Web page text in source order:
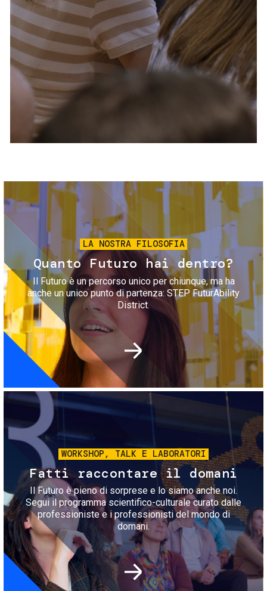
Servizi e accessibilità
Contatti
FAQ
Biglietti
Immagine
LA NOSTRA FILOSOFIA
Quanto Futuro hai dentro?
Il Futuro è un percorso unico per chiunque, ma ha
anche un unico punto di partenza: STEP FuturAbility
District.
Immagine
WORKSHOP, TALK E LABORATORI
Fatti raccontare il domani
Il Futuro è pieno di sorprese e lo siamo anche noi.
Segui il programma scientifico-culturale curato dalle
professioniste e i professionisti del mondo di
domani.